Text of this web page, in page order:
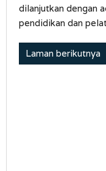
dilanjutkan dengan
pendidikan dan
Laman berikutnya